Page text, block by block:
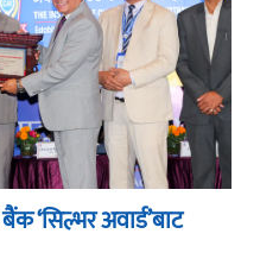
बैंक ‘सिल्भर अवार्ड’बाट